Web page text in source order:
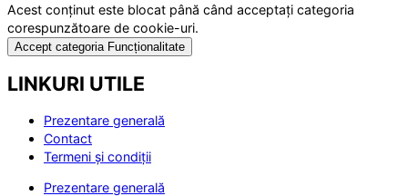
Acest conținut este blocat până când acceptați categoria
corespunzătoare de cookie-uri.
Accept categoria Funcționalitate
LINKURI UTILE
Prezentare generală
Contact
Termeni și condiții
Prezentare generală